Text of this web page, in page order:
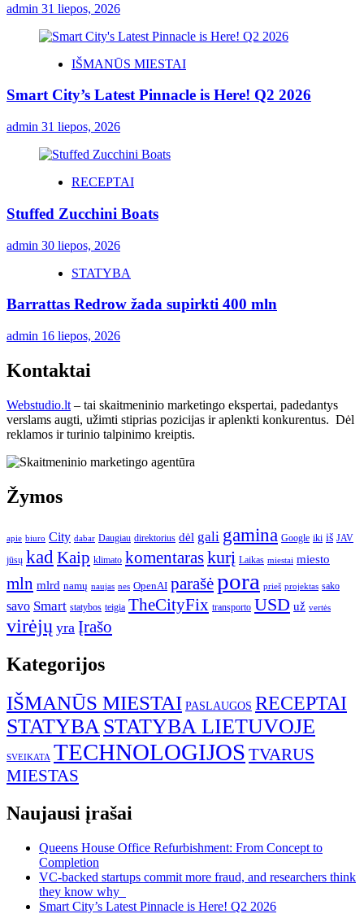
admin 31 liepos, 2026
IŠMANŪS MIESTAI
Smart City’s Latest Pinnacle is Here! Q2 2026
admin 31 liepos, 2026
RECEPTAI
Stuffed Zucchini Boats
admin 30 liepos, 2026
STATYBA
Barrattas Redrow žada supirkti 400 mln
admin 16 liepos, 2026
Kontaktai
Webstudio.lt – tai skaitmeninio marketingo ekspertai, padedantys
verslams augti, užimti stiprias pozicijas ir aplenkti konkurentus. Dėl
reklamos ir turinio talpinimo kreiptis.
Žymos
apie biuro City dabar Daugiau direktorius dėl gali gamina Google iki iš JAV
jūsų kad Kaip klimato komentaraskurį Laikas miestai miesto
mln mlrd namų naujas nes OpenAI parašėpora prieš projektas sako
savo Smart statybos teigia TheCityFix transporto USD už vertės
virėjų yra Įrašo
Kategorijos
IŠMANŪS MIESTAI PASLAUGOS RECEPTAI
STATYBASTATYBA LIETUVOJE
SVEIKATA TECHNOLOGIJOS TVARUS
MIESTAS
Naujausi įrašai
Queens House Office Refurbishment: From Concept to
Completion
VC-backed startups commit more fraud, and researchers think
they know why
Smart City’s Latest Pinnacle is Here! Q2 2026